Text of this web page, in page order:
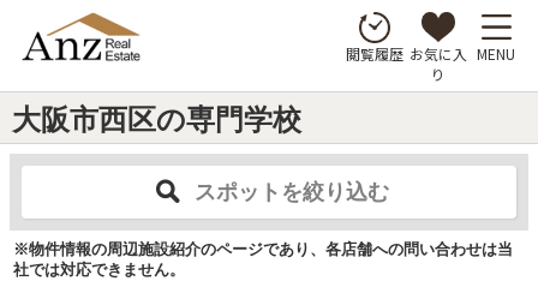
閲覧履歴 お気に入
り
MENU
大阪市西区の専門学校
スポットを絞り込む
※物件情報の周辺施設紹介のページであり、各店舗への問い合わせは当
社では対応できません。